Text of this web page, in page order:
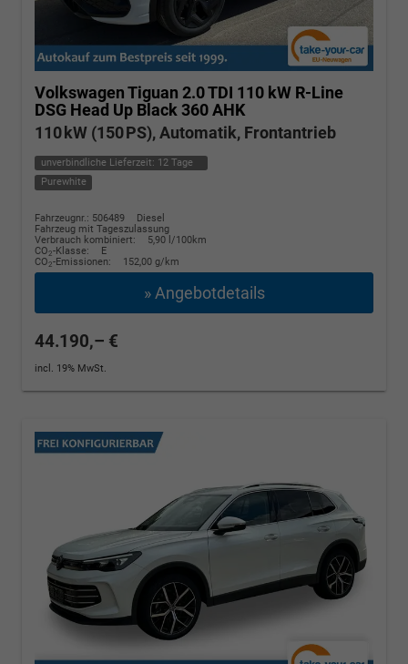
Volkswagen Tiguan 2.0 TDI 110 kW R-Line
DSG Head Up Black 360 AHK
110 kW (150 PS), Automatik, Frontantrieb
unverbindliche Lieferzeit: 12 Tage
Purewhite
Fahrzeugnr.: 506489
Diesel
Fahrzeug mit Tageszulassung
Verbrauch kombiniert:
5,90 l/100km
CO2-Klasse:
E
CO2-Emissionen: 152,00 g/km
» Angebotdetails
44.190,– €
incl. 19% MwSt.